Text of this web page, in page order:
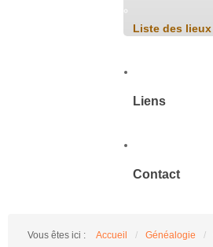
Liste des lieux
Liens
Contact
Vous êtes ici : Accueil / Généalogie /